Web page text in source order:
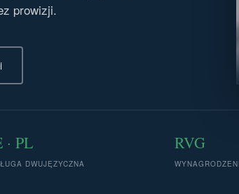
prowizji.
· PL
DWUJĘZYCZNA
RVG